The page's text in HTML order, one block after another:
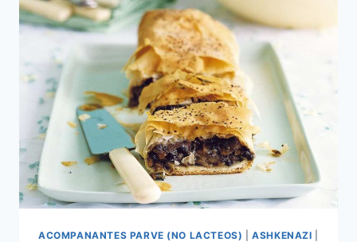
ACOMPANANTES PARVE (NO LACTEOS) |ASHKENAZI